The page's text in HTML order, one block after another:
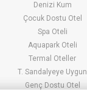
Denizi Kum
Çocuk Dostu Otel
Spa Oteli
Aquapark Oteli
Termal Oteller
T. Sandalyeye Uygun
Genç Dostu Otel